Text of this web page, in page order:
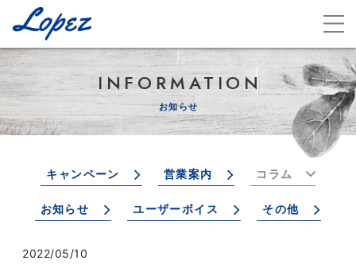
INFORMATION
お知らせ
キャンペーン 営業案内 コラム
お知らせ ユーザーボイス その他
2022/05/10